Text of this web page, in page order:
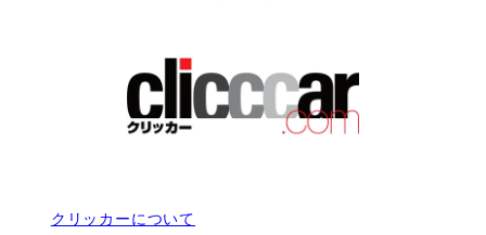
クリッカーについて